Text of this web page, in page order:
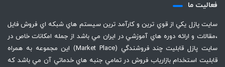
فعاليت ما
سايت پازل يكي از قوي ترين و كارآمد ترين سيستم هاي شبكه اي فروش فايل
،‌مقالات و ارائه دوره هاي آموزشي در ايران مي باشد از جمله امكانات خاص در
سايت پازل قابليت چند فروشندگي (Market Place) اين مجموعه به همراه
قابليت استخدام بازارياب فروش در تمامي جنبه هاي خدماتي آن مي باشد كه